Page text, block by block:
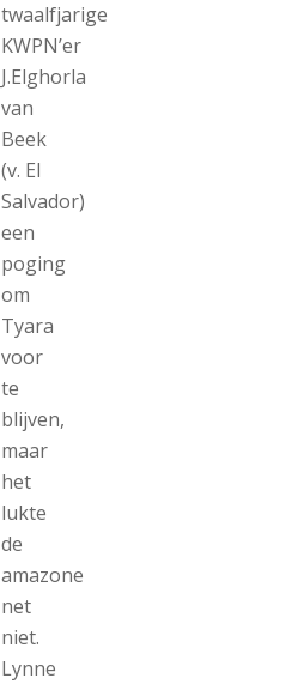
twaalfjarige
KWPN’er
J.Elghorla
van
Beek
(v. El
Salvador)
een
poging
om
Tyara
voor
te
blijven,
maar
het
lukte
de
amazone
net
niet.
Lynne